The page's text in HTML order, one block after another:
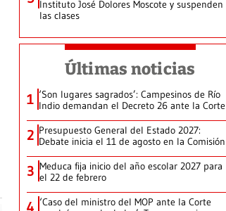
Instituto José Dolores Moscote y suspenden
las clases
Últimas noticias
1 ‘Son lugares sagrados’: Campesinos de Río
Indio demandan el Decreto 26 ante la Corte
2 Presupuesto General del Estado 2027:
Debate inicia el 11 de agosto en la Comisión
3 Meduca fija inicio del año escolar 2027 para
el 22 de febrero
4 ‘Caso del ministro del MOP ante la Corte